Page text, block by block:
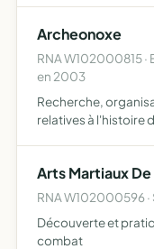
Archeonoxe
RNA W102000815
en 2003
Recherche,
relatives à l'histoire
Arts Martiaux
RNA W102000596 ·
Découverte et
combat